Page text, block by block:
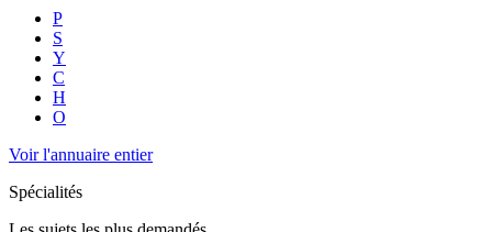
P
S
Y
C
H
O
Voir l'annuaire entier
Spécialités